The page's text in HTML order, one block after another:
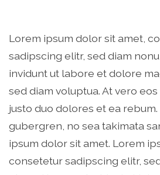
Lorem ipsum dolor sit amet,
sadipscing elitr, sed diam
invidunt ut labore et dolore
sed diam voluptua. At vero
justo duo dolores et ea
gubergren, no sea takimata
ipsum dolor sit amet. Lorem
consetetur sadipscing elitr,